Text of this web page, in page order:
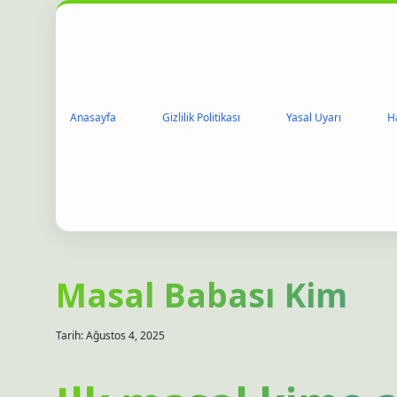
Anasayfa Gizlilik Politikası Yasal Uyarı
Masal Babası Kim
Tarih: Ağustos 4, 2025